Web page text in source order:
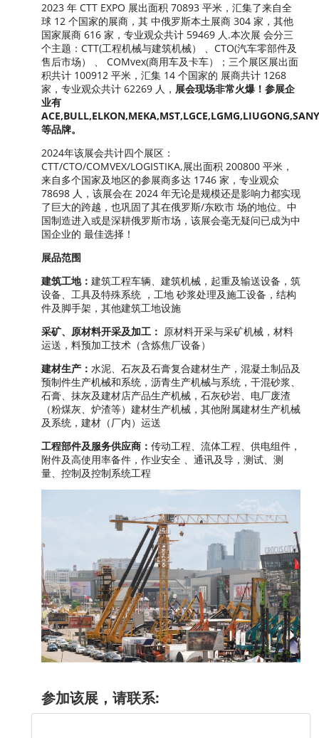
2023 年 CTT EXPO 展出面积 70893 平米，汇集了来自全
球 12 个国家的展商，其 中俄罗斯本土展商 304 家，其他
国家展商 616 家，专业观众共计 59469 人.本次展 会分三
个主题：CTT(工程机械与建筑机械） 、CTO(汽车零部件及
售后市场） 、 COMvex(商用车及卡车）；三个展区展出面
积共计 100912 平米，汇集 14 个国家的 展商共计 1268
家，专业观众共计 62269 人， 展会现场非常火爆！参展企
业有
等品牌。
2024年该展会共计四个展区：
CTT/CTO/COMVEX/LOGISTIKA,展出面积 200800 平米，
来自多个国家及地区的参展商多达 1746 家，专业观众
78698 人，该展会在 2024 年无论是规模还是影响力都实现
了巨大的跨越，也巩固了其在俄罗斯/东欧市 场的地位。中
国制造进入或是深耕俄罗斯市场，该展会毫无疑问已成为中
国企业的 最佳选择！
展品范围
建筑工地： 建筑工程车辆、建筑机械，起重及输送设备，筑
设备、工具及特殊系统 ，工地 砂浆处理及施工设备，结构
件及脚手架，其他建筑工地设施
采矿、原材料开采及加工： 原材料开采与采矿机械，材料
运送，料预加工技术（含炼焦厂设备）
建材生产： 水泥、石灰及石膏复合建材生产，混凝土制品及
预制件生产机械和系统，沥青生产机械与系统，干混砂浆、
石膏、抹灰及建材店产品生产机械，石灰砂岩、电厂废渣
（粉煤灰、炉渣等）建材生产机械，其他附属建材生产机械
及系统，建材（厂内）运送
工程部件及服务供应商： 传动工程、流体工程、供电组件，
附件及高使用率备件，作业安全 、通讯及导，测试、测
量、控制及控制系统工程
参加该展，请联系: